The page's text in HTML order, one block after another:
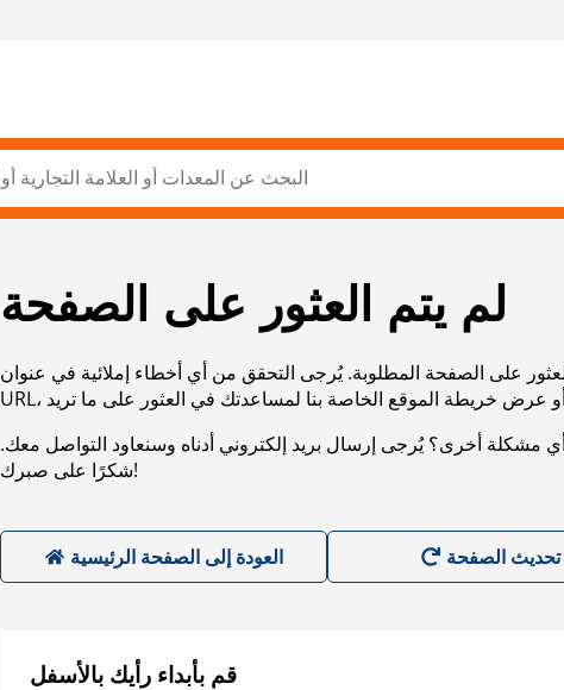
لم يتم العثور على الصفحة
على الصفحة المطلوبة. يُرجى التحقق من أي أخطاء إملائية في عنوان
مشكلة أخرى؟ يُرجى إرسال بريد إلكتروني أدناه وسنعاود التواصل معك.
شكرًا على صبرك!
العودة إلى الصفحة الرئيسية
قم بأبداء رأيك بالأسفل